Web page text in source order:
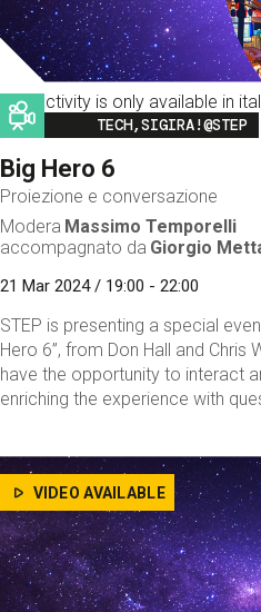
This activity is only available in
Image
TECH,SIGIRA!@STEP
Big Hero 6
Proiezione e conversazione
Modera Massimo Temporelli
accompagnato da Giorgio
21 Mar 2024 / 19:00 - 22:00
STEP is presenting a special
Hero 6”, from Don Hall and Chris
have the opportunity to interact
enriching the experience with
VIDEO AVAILABLE